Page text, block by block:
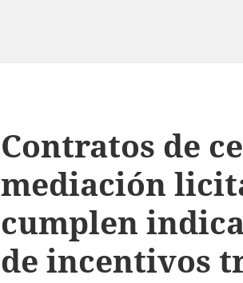
Contratos de
mediación
cumplen
de incentivos